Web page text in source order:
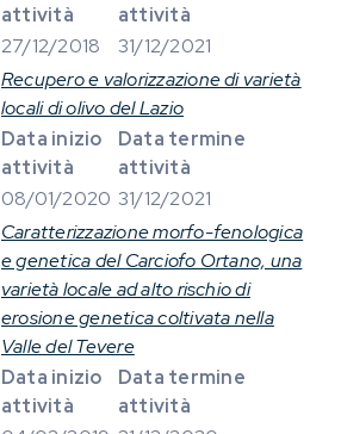
attività
attività
27/12/2018 31/12/2021
Recupero e valorizzazione di varietà
locali di olivo del Lazio
Data inizio
attività
Data termine
attività
08/01/2020 31/12/2021
Caratterizzazione morfo-fenologica
e genetica del Carciofo Ortano, una
varietà locale ad alto rischio di
erosione genetica coltivata nella
Valle del Tevere
Data inizio
attività
Data termine
attività